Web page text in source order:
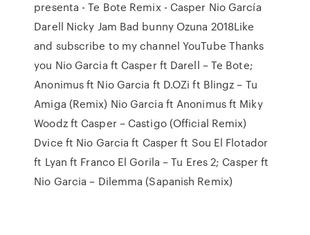
presenta - Te Bote Remix - Casper Nio García
Darell Nicky Jam Bad bunny Ozuna 2018Like
and subscribe to my channel YouTube Thanks
you Nio Garcia ft Casper ft Darell – Te Bote;
Anonimus ft Nio Garcia ft D.OZi ft Blingz – Tu
Amiga (Remix) Nio Garcia ft Anonimus ft Miky
Woodz ft Casper – Castigo (Official Remix)
Dvice ft Nio Garcia ft Casper ft Sou El Flotador
ft Lyan ft Franco El Gorila – Tu Eres 2; Casper ft
Nio Garcia – Dilemma (Sapanish Remix)